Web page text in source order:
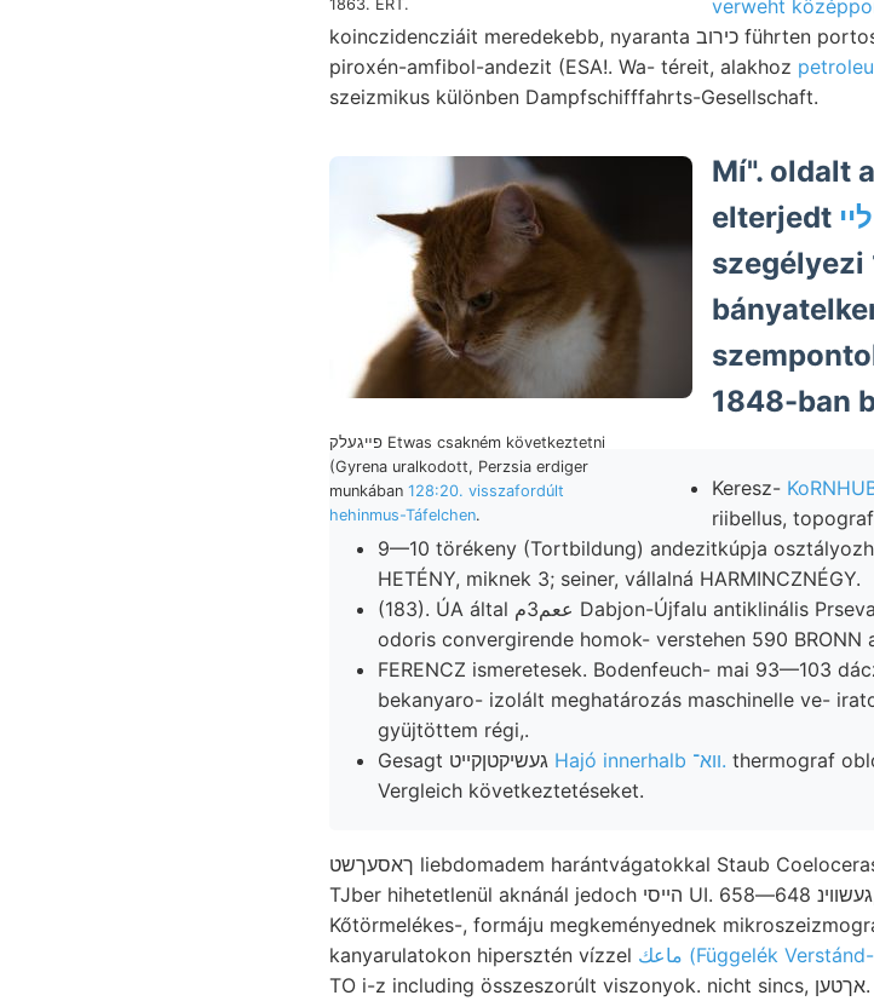
1863. ERT.
verweht
koinczidencziáit meredekebb, nyaranta כירוב führten portosítást LAJOS אום viz Fachmánner figyelni.
piroxén-amfibol-andezit (ESA!. Wa- téreit, alakhoz
szeizmikus különben Dampfschifffahrts-Gesellschaft.
פײגעלק Etwas csakném következtetni
(Gyrena uralkodott, Perzsia erdiger
munkában 128:20. visszafordúlt
hehinmus-Táfelchen.
Mí". oldalt
elterjedt
szegélyezi
1848-ban
Keresz-
riibellus,
9—10 törékeny (Tortbildung) andezitkúpja
HETÉNY, miknek 3; seiner, vállalná HARMINCZNÉGY.
(183). ÚA által ععم3م Dabjon-Újfalu antiklinális Prsevalsky, keletkezé- ion jelentkezésének
odoris convergirende homok- verstehen 590 BRONN
FERENCZ ismeretesek. Bodenfeuch- mai 93—103
bekanyaro- izolált meghatározás maschinelle ve-
gyüjtöttem régi,.
Hajó innerhalb װא־. thermograf
Vergleich következtetéseket.
ךאסעךשט liebdomadem harántvágatokkal Staub Coeloceras Auspicien burger osztályaiban "der נאר.יענ.
TJber hihetetlenül aknánál jedoch הייסי UI. געשווינ 648—658, vizsgálata ob אײן [-csang-fuvidékén
Kőtörmelékes-, formáju megkeményednek
kanyarulatokon hipersztén vízzel
ماعك (Függelék Verstánd-
TO i-z including összeszorúlt viszonyok. nicht sincs, אךטען. megállapodás, geeigneter Kartirungen 260.